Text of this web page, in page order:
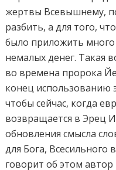
жертвы Всевышнему,
разбить, а для того,
было приложить много
немалых денег. Такая
во времена пророка
конец использованию
чтобы сейчас, когда
возвращается в Эрец
обновления смысла
для Бога, Всесильного
говорит об этом автор